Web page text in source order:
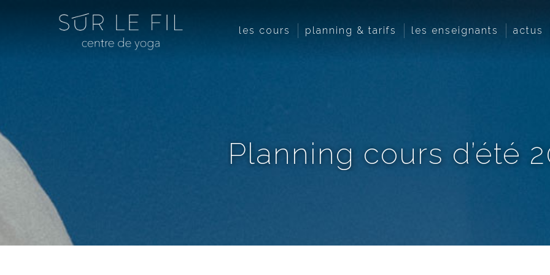
les cours planning & tarifs les enseignants actus
Planning cours d’été